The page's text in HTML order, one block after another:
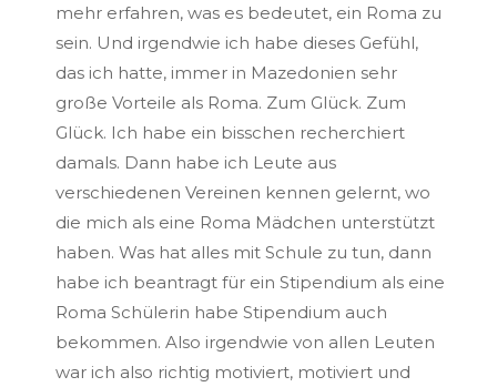
mehr erfahren, was es bedeutet, ein Roma zu
sein. Und irgendwie ich habe dieses Gefühl,
das ich hatte, immer in Mazedonien sehr
große Vorteile als Roma. Zum Glück. Zum
Glück. Ich habe ein bisschen recherchiert
damals. Dann habe ich Leute aus
verschiedenen Vereinen kennen gelernt, wo
die mich als eine Roma Mädchen unterstützt
haben. Was hat alles mit Schule zu tun, dann
habe ich beantragt für ein Stipendium als eine
Roma Schülerin habe Stipendium auch
bekommen. Also irgendwie von allen Leuten
war ich also richtig motiviert, motiviert und